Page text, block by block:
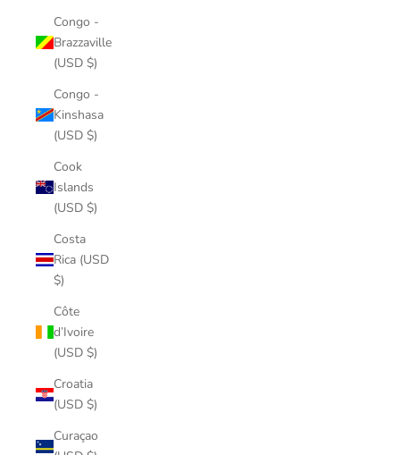
Congo -
Brazzaville
(USD $)
Congo -
Kinshasa
(USD $)
Cook
Islands
(USD $)
Costa
Rica (USD
$)
Côte
d’Ivoire
(USD $)
Croatia
(USD $)
Curaçao